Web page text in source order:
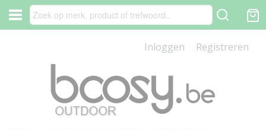
Inloggen Registreren